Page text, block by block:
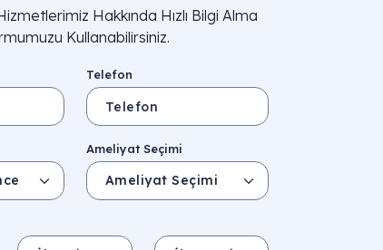
Hakkında Hızlı Bilgi Alma
Kullanabilirsiniz.
Telefon
Ameliyat Seçimi
İl Seçin İlçe Seçin